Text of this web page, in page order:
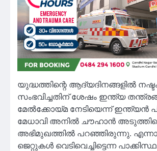
യുദ്ധത്തിന്റെ ആദ്യദിനങ്ങളിൽ
സംഭവിച്ചതിന് ശേഷം ഇന്ത്യ
മേൽക്കോയ്മ നേടിയെന്ന് ഇന്ത്യൻ
മേധാവി അനിൽ ചൗഹാൻ
അഭിമുഖത്തിൽ പറഞ്ഞിരുന്നു.
ജെറ്റുകൾ വെടിവെച്ചിട്ടെന്ന